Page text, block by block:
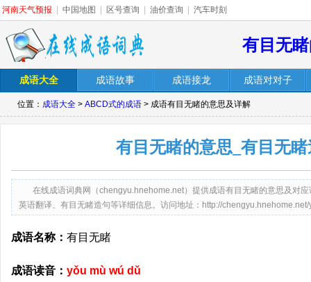
河南天气预报 中国地图 区号查询 油价查询 汽车时刻
有目无
成语大全 成语故事 成语接龙 成语对对子
位置： 成语大全 > ABCD式的成语 > 成语有目无睹的意思及详解
有目无睹的意思_有目无
在线成语词典网（chengyu.hnehome.net）提供成语有目无睹的意思及对
英语翻译、有目无睹造句等详细信息。访问地址：http://
成语名称： 有目无睹
成语读音： yǒu mù wú dǔ